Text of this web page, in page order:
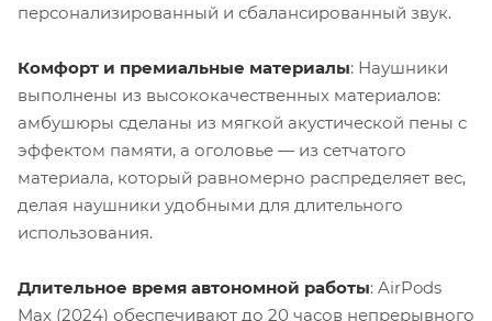
персонализированный и сбалансированный звук.
Комфорт и премиальные материалы: Наушники
выполнены из высококачественных материалов:
амбушюры сделаны из мягкой акустической пены с
эффектом памяти, а оголовье — из сетчатого
материала, который равномерно распределяет вес,
делая наушники удобными для длительного
использования.
Длительное время автономной работы: AirPods
Max (2024) обеспечивают до 20 часов непрерывного